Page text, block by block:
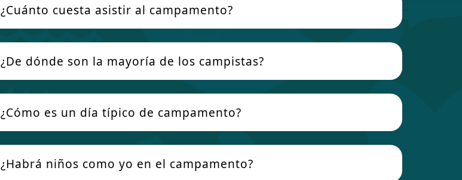
¿Cuánto cuesta asistir al campamento?
¿De dónde son la mayoría de los campistas?
¿Cómo es un día típico de campamento?
¿Habrá niños como yo en el campamento?